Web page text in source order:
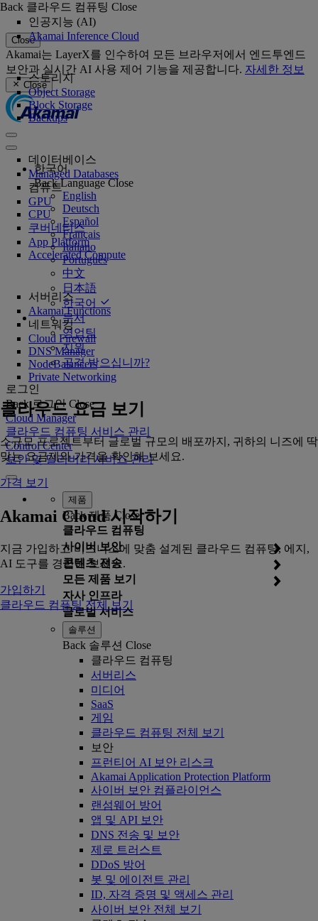
Close
Akamai는 LayerX를 인수하여 모든 브라우저에서 엔드투엔드
보안과 실시간 AI 사용 제어 기능을 제공합니다. 자세한 정보
Close
한국어
Back Language Close
English
Deutsch
Español
Français
Italiano
Português
中文
日本語
한국어
문서
영업팀
지원
공격 받으십니까?
로그인
Back 로그인 Close
Cloud Manager
클라우드 컴퓨팅 서비스 관리
Control Center
보안 및 딜리버리 서비스 관리
제품
Back 제품 Close
클라우드 컴퓨팅
사이버 보안
콘텐츠 전송
모든 제품 보기
자사 인프라
글로벌 서비스
Back 클라우드 컴퓨팅 Close
인공지능 (AI)
Akamai Inference Cloud
스토리지
Object Storage
Block Storage
Backups
데이터베이스
Managed Databases
컴퓨트
GPU
CPU
쿠버네티스
App Platform
Accelerated Compute
서버리스
Akamai Functions
네트워킹
Cloud Firewall
DNS Manager
NodeBalancers
Private Networking
클라우드 요금 보기
소규모 프로젝트부터 글로벌 규모의 배포까지, 귀하의 니즈에 딱
맞는 요금제와 가격을 확인해 보세요.
가격 보기
Akamai Cloud 시작하기
지금 가입하고 비즈니스에 맞춤 설계된 클라우드 컴퓨팅, 에지,
AI 도구를 경험해 보세요.
가입하기
클라우드 컴퓨팅 전체 보기
솔루션
Back 솔루션 Close
클라우드 컴퓨팅
서버리스
미디어
SaaS
게임
클라우드 컴퓨팅 전체 보기
보안
프런티어 AI 보안 리스크
Akamai Application Protection Platform
사이버 보안 컴플라이언스
랜섬웨어 방어
앱 및 API 보안
DNS 전송 및 보안
제로 트러스트
DDoS 방어
봇 및 에이전트 관리
ID, 자격 증명 및 액세스 관리
사이버 보안 전체 보기